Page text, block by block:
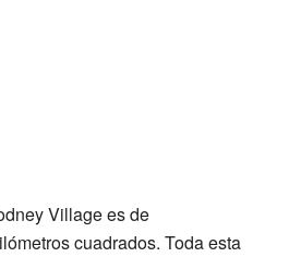
Village es de
cuadrados. Toda esta